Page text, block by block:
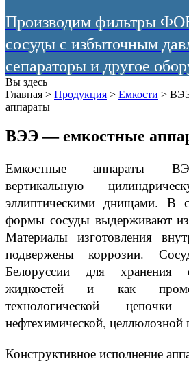
Производим фильтры
сосуды с избыточным
сепараторы и другое
Вы здесь
Главная > Продукция > Емкости >
аппараты
ВЭЭ — емкостные
Емкостные аппараты
вертикальную
эллиптическими днищами. В
формы сосуды выдерживают
Материалы изготовления
подвержены коррозии.
Белоруссии для хранения
жидкостей и как
технологической
нефтехимической,
Конструктивное исполнение